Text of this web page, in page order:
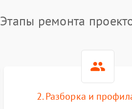
Этапы ремонта
2. Разборка и